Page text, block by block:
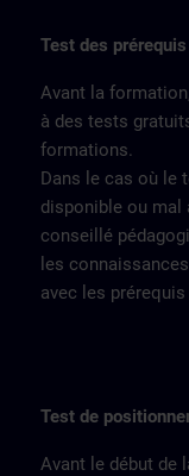
Test des prérequis
Avant la
à des tests
formations.
Dans le cas où le
disponible ou mal
conseillé
les
avec les
Test de
Avant le début de